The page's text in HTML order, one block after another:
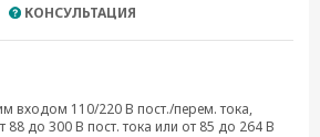
КОНСУЛЬТАЦИЯ
входом 110/220 В пост./перем. тока,
88 до 300 В пост. тока или от 85 до 264 В